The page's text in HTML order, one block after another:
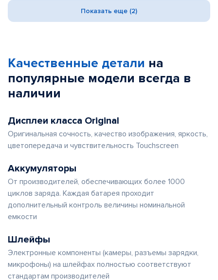
Показать еще (2)
Качественные детали на
популярные модели всегда в
наличии
Дисплеи класса Original
Оригинальная сочность, качество изображения, яркость,
цветопередача и чувствительность Touchscreen
Аккумуляторы
От производителей, обеспечивающих более 1000
циклов заряда. Каждая батарея проходит
дополнительный контроль величины номинальной
емкости
Шлейфы
Электронные компоненты (камеры, разъемы зарядки,
микрофоны) на шлейфах полностью соответствуют
стандартам производителей